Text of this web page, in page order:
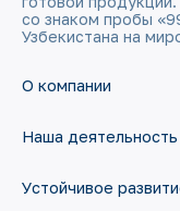
со знаком пробы
Узбекистана на
О компании
Наша деятельность
Устойчивое